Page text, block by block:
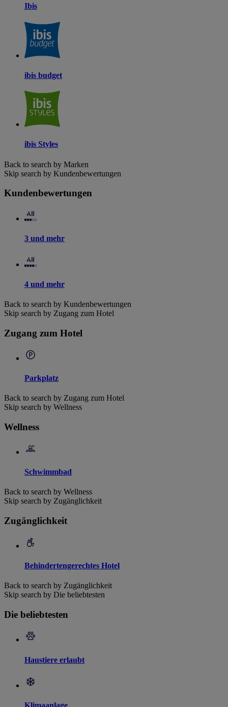
Ibis
ibis budget
ibis Styles
Back to search by Marken
Skip search by Kundenbewertungen
Kundenbewertungen
3 und mehr
4 und mehr
Back to search by Kundenbewertungen
Skip search by Zugang zum Hotel
Zugang zum Hotel
Parkplatz
Back to search by Zugang zum Hotel
Skip search by Wellness
Wellness
Schwimmbad
Back to search by Wellness
Skip search by Zugänglichkeit
Zugänglichkeit
Behindertengerechtes Hotel
Back to search by Zugänglichkeit
Skip search by Die beliebtesten
Die beliebtesten
Haustiere erlaubt